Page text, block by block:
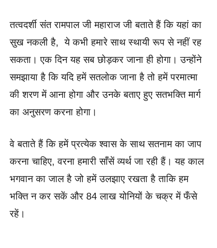
तत्वदर्शी संत रामपाल जी महाराज जी बताते हैं कि यहां का
सुख नकली है, ये कभी हमारे साथ स्थायी रूप से नहीं रह
सकता। एक दिन यह सब छोड़कर जाना ही होगा। उन्होंने
समझाया है कि यदि हमें सतलोक जाना है तो हमें परमात्मा
की शरण में आना होगा और उनके बताए हुए सतभक्ति मार्ग
का अनुसरण करना होगा।
वे बताते हैं कि हमें प्रत्येक श्वास के साथ सतनाम का जाप
करना चाहिए, वरना हमारी साँसें व्यर्थ जा रही हैं। यह काल
भगवान का जाल है जो हमें उलझाए रखता है ताकि हम
भक्ति न कर सकें और 84 लाख योनियों के चक्र में फँसे
रहें।